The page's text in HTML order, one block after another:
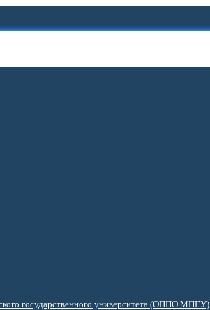
государственного университета (ОППО МПГУ)